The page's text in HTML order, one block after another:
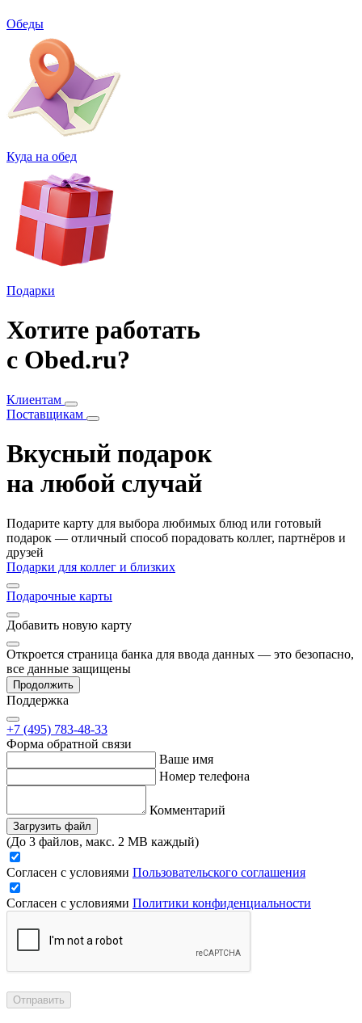
Обеды
Куда на обед
Подарки
Хотите работать
с Obed.ru?
Клиентам
Поставщикам
Вкусный подарок
на любой случай
Подарите карту для выбора любимых блюд или готовый
подарок — отличный способ порадовать коллег, партнёров и
друзей
Подарки для коллег и близких
Подарочные карты
Добавить новую карту
Откроется страница банка для ввода данных — это безопасно,
все данные защищены
Продолжить
Поддержка
+7 (495) 783-48-33
Форма обратной связи
Ваше имя
Номер телефона
Комментарий
Загрузить файл
(До 3 файлов, макс. 2 MB каждый)
Согласен с условиями Пользовательского соглашения
Согласен с условиями Политики конфиденциальности
Отправить